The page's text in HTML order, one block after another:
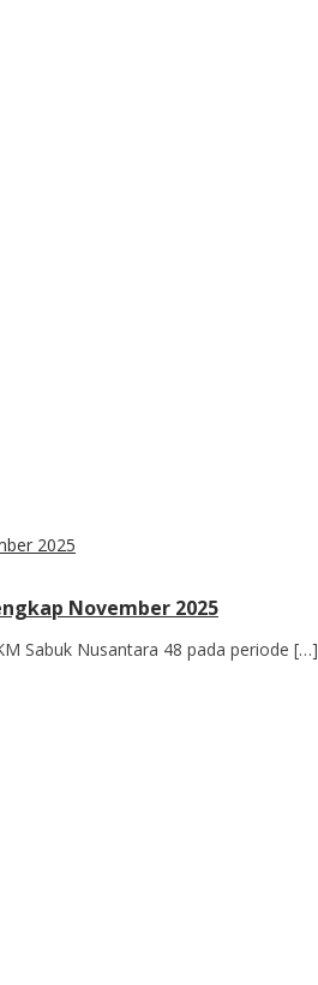
November 2025
Sabuk Nusantara 48 pada periode […]